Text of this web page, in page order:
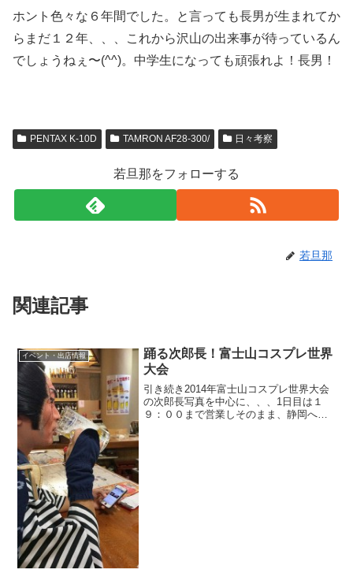
ホント色々な６年間でした。と言っても長男が生まれてか
らまだ１２年、、、これから沢山の出来事が待っているん
でしょうねぇ〜(^^)。中学生になっても頑張れよ！長男！
PENTAX K-10D TAMRON AF28-300/ 日々考察
若旦那をフォローする
若旦那
関連記事
イベント・出店情報
踊る次郎長！富士山コスプレ世界
大会
引き続き2014年富士山コスプレ世界大会
の次郎長写真を中心に、、、1日目は１
９：００まで営業しそのまま、静岡へ！